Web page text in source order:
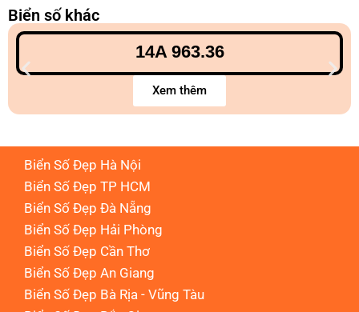
Biển số khác
14A 963.36
Xem thêm
Biển Số Đẹp Hà Nội
Biển Số Đẹp TP HCM
Biển Số Đẹp Đà Nẵng
Biển Số Đẹp Hải Phòng
Biển Số Đẹp Cần Thơ
Biển Số Đẹp An Giang
Biển Số Đẹp Bà Rịa - Vũng Tàu